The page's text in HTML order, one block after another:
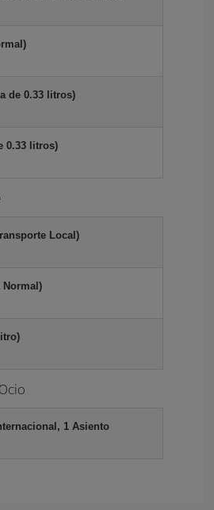
de 0.33 litros)
0.33 litros)
Local)
Normal)
1 Asiento